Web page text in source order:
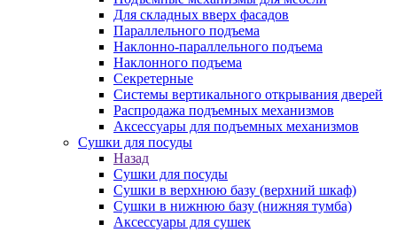
Для складных вверх фасадов
Параллельного подъема
Наклонно-параллельного подъема
Наклонного подъема
Секретерные
Системы вертикального открывания дверей
Распродажа подъемных механизмов
Аксессуары для подъемных механизмов
Сушки для посуды
Назад
Сушки для посуды
Сушки в верхнюю базу (верхний шкаф)
Сушки в нижнюю базу (нижняя тумба)
Аксессуары для сушек